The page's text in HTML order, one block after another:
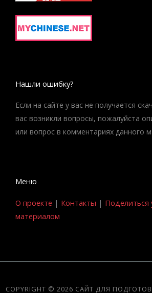
Нашли ошибку?
Если на сайте у вас не получается
вас возникли вопросы, пожалуйста
или вопрос в комментариях данного
Меню
О проекте | Контакты | Поделиться
материалом
COPYRIGHT © 2026 САЙТ ДЛЯ